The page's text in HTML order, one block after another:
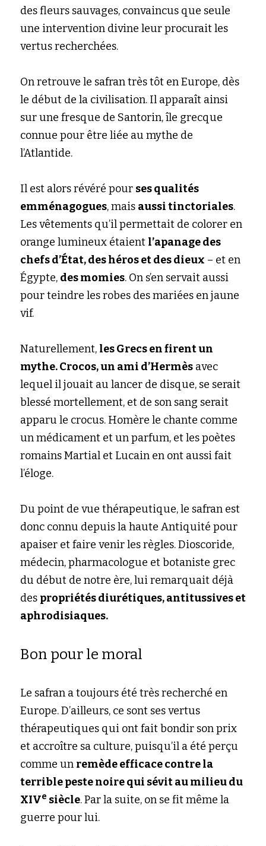
des fleurs sauvages, convaincus que seule
une intervention divine leur procurait les
vertus recherchées.
On retrouve le safran très tôt en Europe, dès
le début de la civilisation. Il apparaît ainsi
sur une fresque de Santorin, île grecque
connue pour être liée au mythe de
l’Atlantide.
Il est alors révéré pour ses qualités
emménagogues, mais aussi tinctoriales.
Les vêtements qu’il permettait de colorer en
orange lumineux étaient l’apanage des
chefs d’État, des héros et des dieux – et en
Égypte, des momies. On s’en servait aussi
pour teindre les robes des mariées en jaune
vif.
Naturellement, les Grecs en firent un
mythe. Crocos, un ami d’Hermès avec
lequel il jouait au lancer de disque, se serait
blessé mortellement, et de son sang serait
apparu le crocus. Homère le chante comme
un médicament et un parfum, et les poètes
romains Martial et Lucain en ont aussi fait
l’éloge.
Du point de vue thérapeutique, le safran est
donc connu depuis la haute Antiquité pour
apaiser et faire venir les règles. Dioscoride,
médecin, pharmacologue et botaniste grec
du début de notre ère, lui remarquait déjà
des propriétés diurétiques, antitussives et
aphrodisiaques.
Bon pour le moral
Le safran a toujours été très recherché en
Europe. D’ailleurs, ce sont ses vertus
thérapeutiques qui ont fait bondir son prix
et accroître sa culture, puisqu’il a été perçu
comme un remède efficace contre la
terrible peste noire qui sévit au milieu du
XIVe siècle. Par la suite, on se fit même la
guerre pour lui.